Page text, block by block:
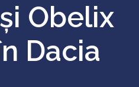
Obelix
Dacia